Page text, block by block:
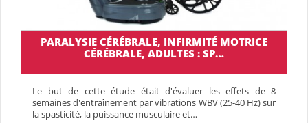
PARALYSIE CÉRÉBRALE, INFIRMITÉ MOTRICE
CÉRÉBRALE, ADULTES : SP…
Le but de cette étude était d'évaluer les effets de 8
semaines d'entraînement par vibrations WBV (25-40 Hz) sur
la spasticité, la puissance musculaire et…